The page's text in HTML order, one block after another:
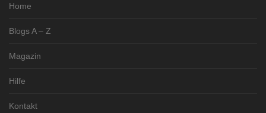
Home
Blogs A – Z
Magazin
Hilfe
Kontakt